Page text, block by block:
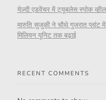
येज़्दी एडवेंचर में ट्यूबलेस स्पोक
मारुति सुजुकी ने चौथे गुजरात प्लांट में
मिलियन यूनिट तक बढ़ाई
RECENT COMMENTS